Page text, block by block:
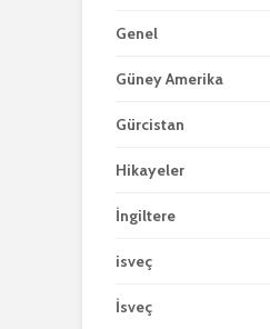
Genel
Güney Amerika
Gürcistan
Hikayeler
İngiltere
isveç
İsveç